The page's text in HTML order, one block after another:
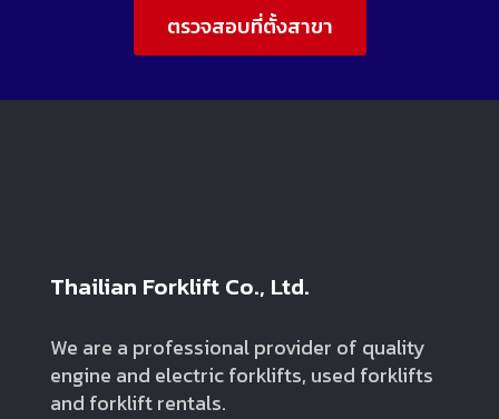
ตรวจสอบที่ตั้งสาขา
Thailian Forklift Co., Ltd.
We are a professional provider of quality
engine and electric forklifts, used forklifts
and forklift rentals.